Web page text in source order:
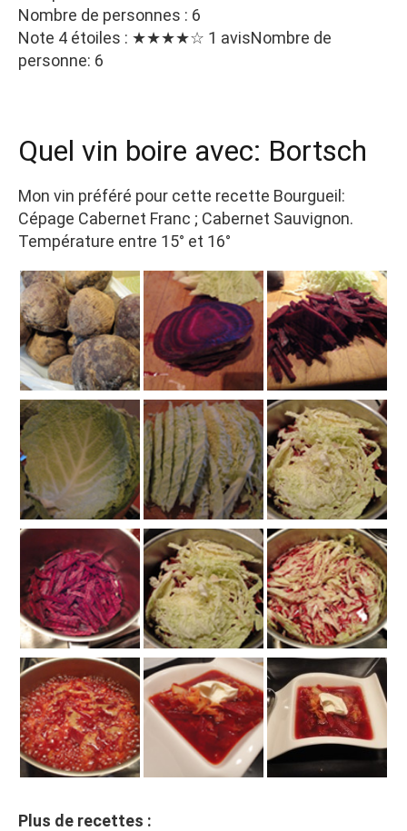
Nombre de personnes : 6
Note 4 étoiles : ★★★★☆ 1 avisNombre de
personne: 6
Quel vin boire avec: Bortsch
Mon vin préféré pour cette recette Bourgueil:
Cépage Cabernet Franc ; Cabernet Sauvignon.
Température entre 15° et 16°
Plus de recettes :